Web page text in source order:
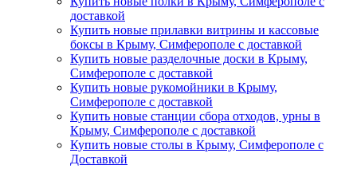
доставкой
Купить новые прилавки витрины и кассовые
боксы в Крыму, Симферополе с доставкой
Купить новые разделочные доски в Крыму,
Симферополе с доставкой
Купить новые рукомойники в Крыму,
Симферополе с доставкой
Купить новые станции сбора отходов, урны в
Крыму, Симферополе с доставкой
Купить новые столы в Крыму, Симферополе с
Доставкой